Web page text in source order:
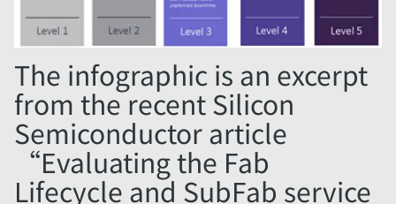
The infographic is an excerpt
from the recent Silicon
Semiconductor article
“Evaluating the Fab
Lifecycle and SubFab service